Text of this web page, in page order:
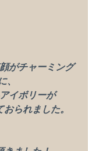
がチャーミング
、
イボリーが
られました。